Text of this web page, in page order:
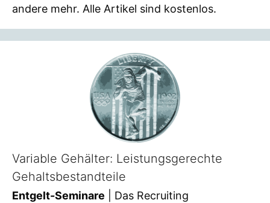
andere mehr. Alle Artikel sind kostenlos.
Variable Gehälter: Leistungsgerechte
Gehaltsbestandteile
Entgelt-Seminare | Das Recruiting